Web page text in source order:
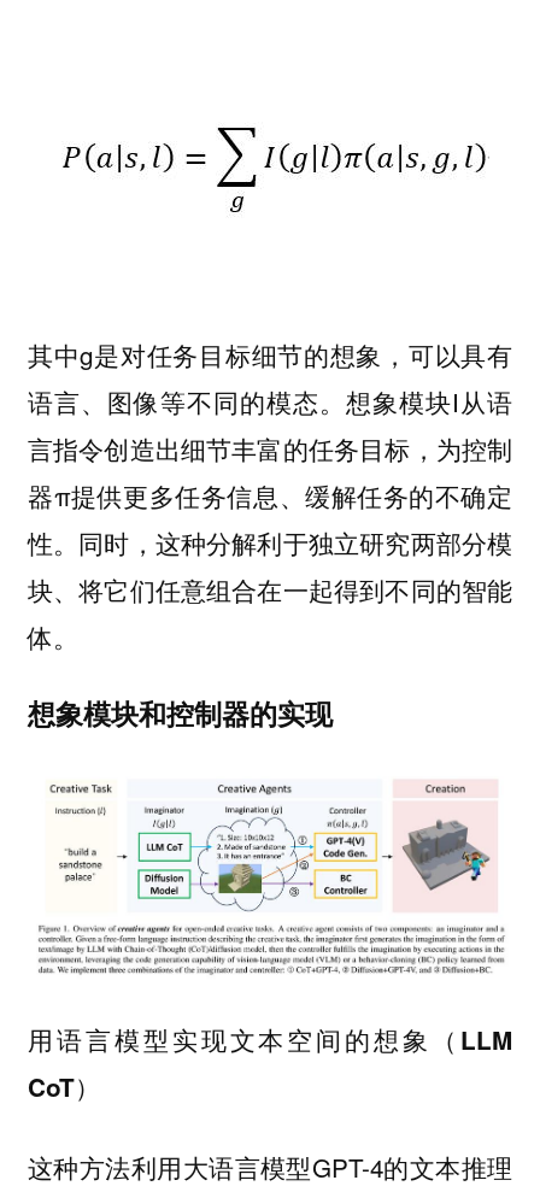
其中g是对任务目标细节的想象，可以具有
语言、图像等不同的模态。想象模块I从语
言指令创造出细节丰富的任务目标，为控制
器π提供更多任务信息、缓解任务的不确定
性。同时，这种分解利于独立研究两部分模
块、将它们任意组合在一起得到不同的智能
体。
想象模块和控制器的实现
用语言模型实现文本空间的想象（LLM
CoT）
这种方法利用大语言模型GPT-4的文本推理